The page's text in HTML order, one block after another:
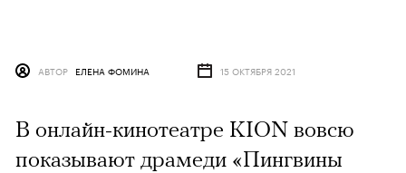
АВТОР ЕЛЕНА ФОМИНА 15 ОКТЯБРЯ 2021
В онлайн-кинотеатре KION вовсю
показывают драмеди «Пингвины